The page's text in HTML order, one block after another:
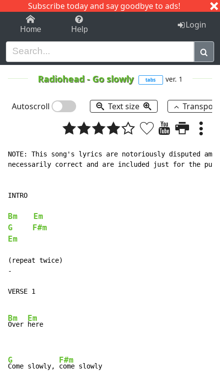
Subscribe today and say goodbye to ads!
1-9 C I J
Home Help Login
Radiohead- Go slowly tabs ver. 1
Autoscroll Text size
NOTE: This song's lyrics are notoriously disputed
necessarily correct and are included just for the
INTRO
Bm
Em
G
F#m
Em
-
VERSE 1
Bm
Over
Em
here
G
Come slowly,
F#m
come slowly